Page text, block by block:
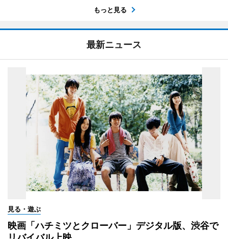
もっと見る
最新ニュース
見る・遊ぶ
映画「ハチミツとクローバー」デジタル版、渋谷で